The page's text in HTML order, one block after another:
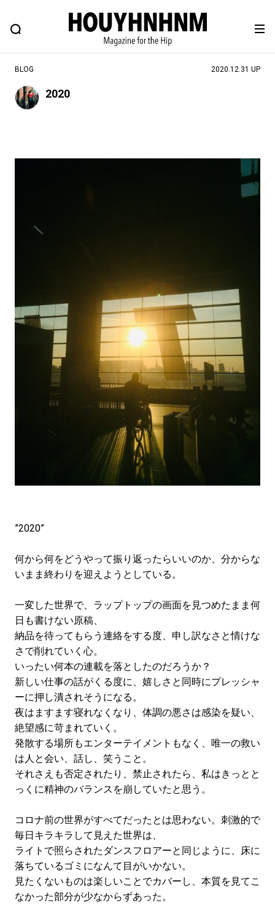
BLOG SNAP
ヒップなファッション、カルチャー、ライフスタイルWEBマガジン
#Commune H
#HANDSOME HANDBOOK
BLOG 2020.12.31 UP
2020
”2020”
何から何をどうやって振り返ったらいいのか、分からな
いまま終わりを迎えようとしている。
一変した世界で、ラップトップの画面を見つめたまま何
日も書けない原稿、
納品を待ってもらう連絡をする度、申し訳なさと情けな
さで削れていく心。
いったい何本の連載を落としたのだろうか？
新しい仕事の話がくる度に、嬉しさと同時にプレッシャ
ーに押し潰されそうになる。
夜はますます寝れなくなり、体調の悪さは感染を疑い、
絶望感に苛まれていく。
発散する場所もエンターテイメントもなく、唯一の救い
は人と会い、話し、笑うこと。
それさえも否定されたり、禁止されたら、私はきっとと
っくに精神のバランスを崩していたと思う。
コロナ前の世界がすべてだったとは思わない。刺激的で
毎日キラキラして見えた世界は、
ライトで照らされたダンスフロアーと同じように、床に
落ちているゴミになんて目がいかない。
見たくないものは楽しいことでカバーし、本質を見てこ
なかった部分が少なからずあった。